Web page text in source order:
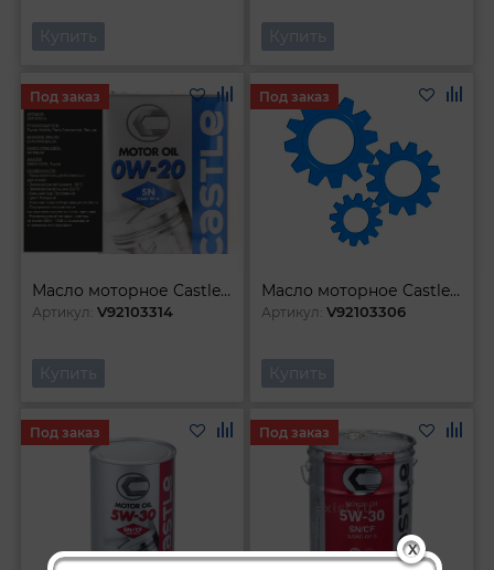
X
Купить Купить
Масло моторное Castle SN GF-5 0W-20 (4л)
Артикул:V92103314
Под заказ
Купить
Масло моторное Castle SN GF-5 5W-20 (4л)
Артикул:V92103306
Под заказ
Купить
Под заказ Под заказ